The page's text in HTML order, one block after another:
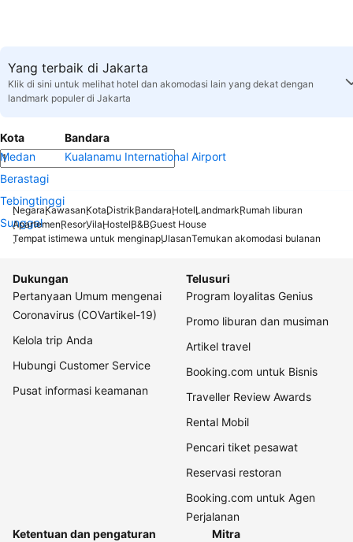
Yang terbaik di Jakarta
Klik di sini untuk melihat hotel dan akomodasi lain yang dekat dengan
landmark populer di Jakarta
Kota
Medan
Berastagi
Tebingtinggi
Sunggal
Bandara
Kualanamu International Airport
NegaraKawasanKotaDistrikBandaraHotelLandmarkRumah liburan
ApartemenResorVilaHostelB&BGuest House
Tempat istimewa untuk menginapUlasanTemukan akomodasi bulanan
Dukungan
Pertanyaan Umum mengenai
Coronavirus (COVartikel-19)
Kelola trip Anda
Hubungi Customer Service
Pusat informasi keamanan
Telusuri
Program loyalitas Genius
Promo liburan dan musiman
Artikel travel
Booking.com untuk Bisnis
Traveller Review Awards
Rental Mobil
Pencari tiket pesawat
Reservasi restoran
Booking.com untuk Agen
Perjalanan
Ketentuan dan pengaturan
Mitra